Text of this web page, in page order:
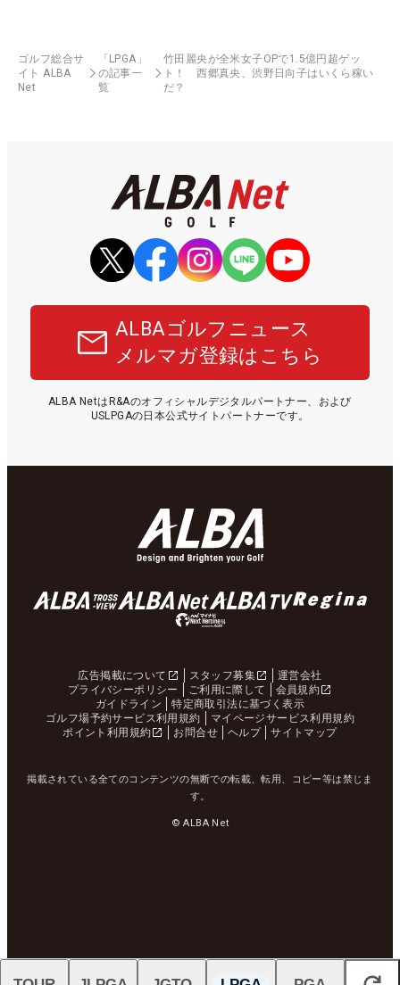
ゴルフ総合サ
イト ALBA
Net
「LPGA」
の記事一
覧
竹田麗央が全米女子OPで1.5億円超ゲッ
ト！ 西郷真央、渋野日向子はいくら稼い
だ？
ALBAゴルフニュース
メルマガ登録はこちら
ALBA NetはR&Aのオフィシャルデジタルパートナー、および
USLPGAの日本公式サイトパートナーです。
広告掲載について スタッフ募集
運営会社
プライバシーポリシー
ご利用に際して
会員規約
ガイドライン
特定商取引法に基づく表示
ゴルフ場予約サービス利用規約
マイページサービス利用規約
ポイント利用規約
お問合せ ヘルプ サイトマップ
掲載されている全てのコンテンツの無断での転載、転用、コピー等は禁じま
す。
© ALBA Net